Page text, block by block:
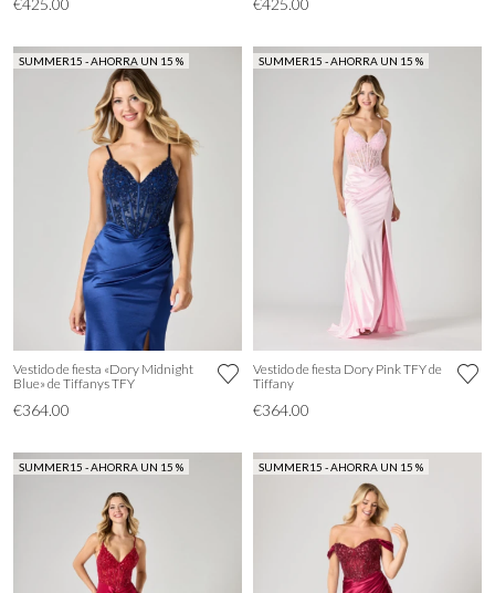
SUMMER15 - AHORRA UN 15 %
Vestido de fiesta «Dory Midnight
Blue» de Tiffanys TFY
€364.00
SUMMER15 - AHORRA UN 15 %
Vestido de fiesta Dory Pink TFY de
Tiffany
€364.00
SUMMER15 - AHORRA UN 15 % SUMMER15 - AHORRA UN 15 %